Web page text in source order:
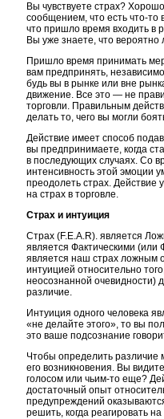
Вы чувствуете страх?
сообщением, что есть что-то
что пришло время входить в
Вы уже знаете, что вероятно
Пришло время принимать
вам предпринять,
будь вы в рынке или вне
движение. Все это — не
торговли. Правильным
делать то, чего вы могли
Действие имеет способ
вы предпринимаете, когда
в последующих случаях. Со
интенсивность этой эмоции
преодолеть страх. Действие
на страх в торговле.
Страх и интуиция
Страх (F.E.A.R). является
является Фактическими
является наш страх ложным
интуицией относительно
неосознанной очевидности)
различие.
Интуиция одного человека
«не делайте этого», то вы
это ваше подсознание
Чтобы определить различие
его возникновения. Вы
голосом или чьим-то еще?
достаточный опыт
предупреждений
решить, когда реагировать